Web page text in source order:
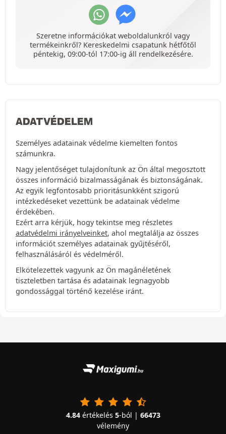
Szeretne információkat weboldalunkról vagy
termékeinkről? Kereskedelmi csapatunk hétfőtől
péntekig, 09:00-tól 17:00-ig áll rendelkezésére.
ADATVÉDELEM
Személyes adatainak védelme kiemelten fontos
számunkra.
Nagy jelentőséget tulajdonítunk az Ön által megosztott
összes információ bizalmasságának és biztonságának.
Az egyik legfontosabb prioritásunkként szigorú
intézkedéseket vezettünk be adatainak védelme
érdekében.
Ezért arra kérjük, hogy tekintse meg részletes
adatvédelmi irányelveinket, ahol megtalálja az összes
információt személyes adatainak gyűjtéséről,
felhasználásáról és védelméről.
Elkötelezettek vagyunk az Ön magánéletének
tiszteletben tartása és adatainak legnagyobb
gondossággal történő kezelése iránt.
4.84értékelés 5-ból | 66473
vélemény